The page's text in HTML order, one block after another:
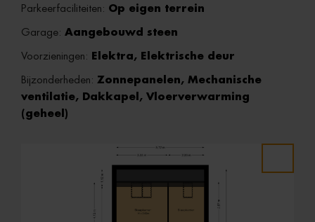
Parkeerfaciliteiten: Op eigen terrein
Garage: Aangebouwd steen
Voorzieningen: Elektra, Elektrische deur
Bijzonderheden: Zonnepanelen, Mechanische
ventilatie, Dakkapel, Vloerverwarming
(geheel)